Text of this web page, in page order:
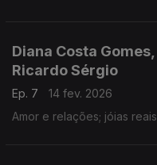
Diana Costa
Ricardo Sérgio
Ep. 7
14 fev. 2026
Amor e relações; jóias